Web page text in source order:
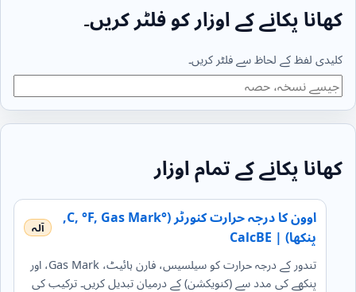
کھانا پکانے کے اوزار کو فلٹر کریں۔
کلیدی لفظ کے لحاظ سے فلٹر کریں۔
کھانا پکانے کے تمام اوزار
اوون کا درجہ حرارت کنورٹر (°C, °F, Gas Mark,
پنکھا) | CalcBE
تندور کے درجہ حرارت کو سیلسیس، فارن ہائیٹ، Gas Mark، اور
پنکھے کی مدد سے (کنویکشن) کے درمیان تبدیل کریں۔ ترکیب کی